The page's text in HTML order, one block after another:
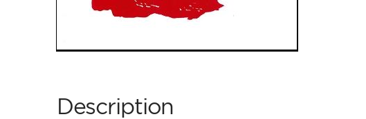
Description